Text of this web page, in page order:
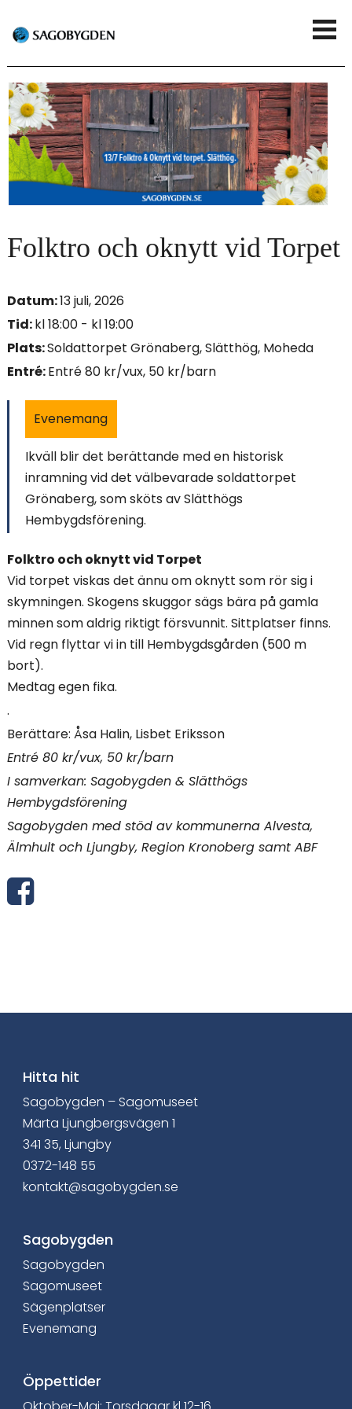
h
u
u
n
å
e
s
a
m
e
y
Folktro och oknytt vid Torpet
Datum:13 juli, 2026
Tid:kl 18:00 - kl 19:00
Plats:Soldattorpet Grönaberg, Slätthög, Moheda
Entré:Entré 80 kr/vux, 50 kr/barn
Evenemang
Ikväll blir det berättande med en historisk
inramning vid det välbevarade soldattorpet
Grönaberg, som sköts av Slätthögs
Hembygdsförening.
Folktro och oknytt vid Torpet
Vid torpet viskas det ännu om oknytt som rör sig i
skymningen. Skogens skuggor sägs bära på gamla
minnen som aldrig riktigt försvunnit. Sittplatser finns.
Vid regn flyttar vi in till Hembygdsgården (500 m
bort).
Medtag egen fika.
.
Berättare: Åsa Halin, Lisbet Eriksson
Entré 80 kr/vux, 50 kr/barn
I samverkan: Sagobygden & Slätthögs
Hembygdsförening
Sagobygden med stöd av kommunerna Alvesta,
Älmhult och Ljungby, Region Kronoberg samt ABF
D
v
a
F
a
c
b
o
o
k
Hitta hit
Sagobygden – Sagomuseet
Märta Ljungbergsvägen 1
341 35, Ljungby
0372-148 55
kontakt@sagobygden.se
Sagobygden
Sagobygden
Sagomuseet
Sägenplatser
Evenemang
Öppettider